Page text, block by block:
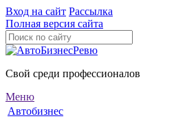
Вход на сайт Рассылка
Полная версия сайта
Свой среди профессионалов
Меню
Автобизнес